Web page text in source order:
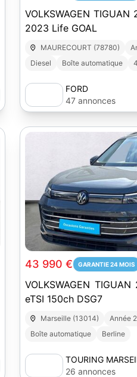
VOLKSWAGEN
2023 Life GOAL
MAURECOURT (78780)
Diesel
Boîte automatique
FORD
47 annonces
43 990 € GARANTIE 24 MOIS
VOLKSWAGEN
eTSI 150ch DSG7
Marseille (13014) Année
Boîte automatique
Berline
TOURING
26 annonces